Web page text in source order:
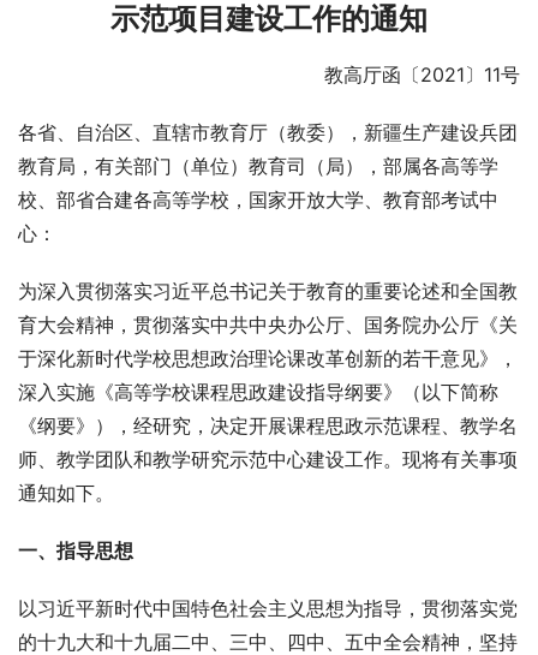
示范项目建设工作的通知
教高厅函〔2021〕11号
各省、自治区、直辖市教育厅（教委），新疆生产建设兵团
教育局，有关部门（单位）教育司（局），部属各高等学
校、部省合建各高等学校，国家开放大学、教育部考试中
心：
为深入贯彻落实习近平总书记关于教育的重要论述和全国教
育大会精神，贯彻落实中共中央办公厅、国务院办公厅《关
于深化新时代学校思想政治理论课改革创新的若干意见》，
深入实施《高等学校课程思政建设指导纲要》（以下简称
《纲要》），经研究，决定开展课程思政示范课程、教学名
师、教学团队和教学研究示范中心建设工作。现将有关事项
通知如下。
一、指导思想
以习近平新时代中国特色社会主义思想为指导，贯彻落实党
的十九大和十九届二中、三中、四中、五中全会精神，坚持